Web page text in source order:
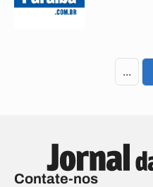
...
Contate-nos